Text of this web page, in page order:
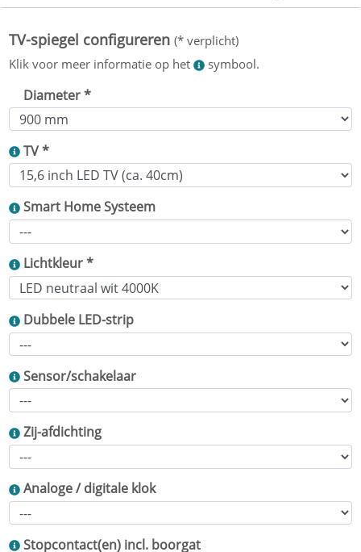
Diameter *
TV *
Smart Home Systeem
Lichtkleur *
Dubbele LED-strip
Sensor/schakelaar
Zij-afdichting
Analoge / digitale klok
Stopcontact(en) incl. boorgat